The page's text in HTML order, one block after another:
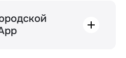
заявки по
сразу напишут куда